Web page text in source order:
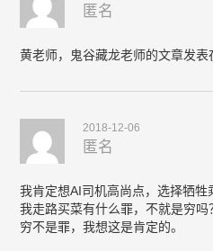
匿名
黄老师，鬼谷藏龙老师的文章发表
2018-12-06
匿名
我肯定想AI司机高尚点，选择牺牲
我走路买菜有什么罪，不就是穷吗
穷不是罪，我想这是肯定的。